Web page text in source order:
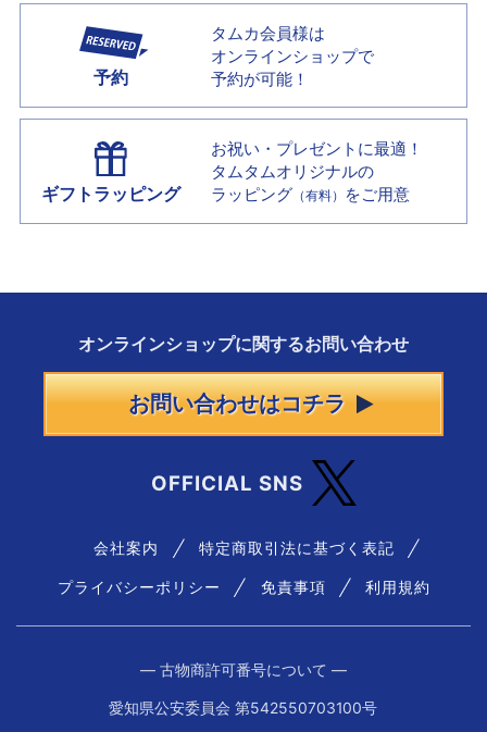
予約
タムカ会員様は
オンラインショップで
予約が可能！
ギフトラッピング
お祝い・プレゼントに最適！
タムタムオリジナルの
ラッピング （有料） をご用意
オンラインショップに関するお問い合わせ
お問い合わせはコチラ
OFFICIAL SNS
会社案内 特定商取引法に基づく表記
プライバシーポリシー 免責事項 利用規約
― 古物商許可番号について ―
愛知県公安委員会 第542550703100号